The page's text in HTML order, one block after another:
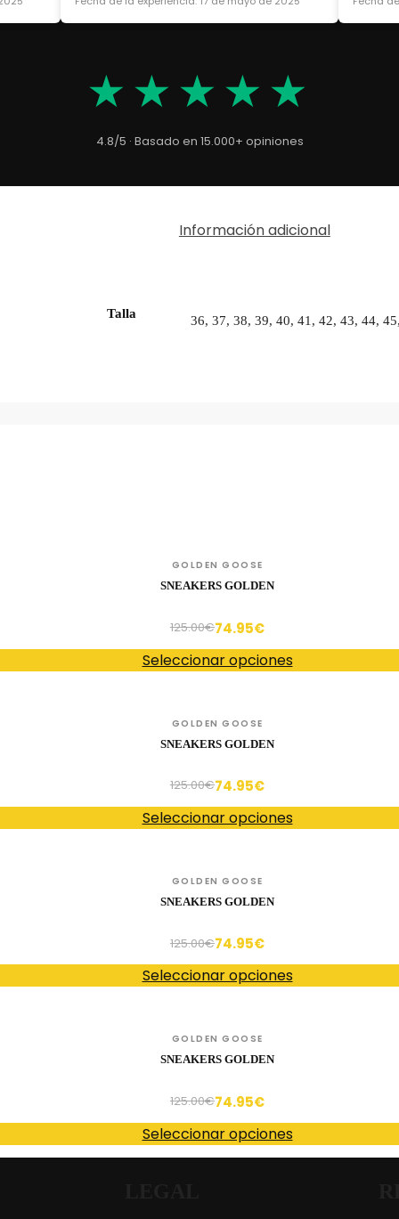
★★★★★
4.8/5 · Basado en 15.000+ opiniones
Información adicional
Talla 36, 37, 38, 39, 40, 41, 42, 43, 44,
GOLDEN GOOSE
SNEAKERS GOLDEN
125.00€74.95€
Seleccionar opciones
GOLDEN GOOSE
SNEAKERS GOLDEN
125.00€74.95€
Seleccionar opciones
GOLDEN GOOSE
SNEAKERS GOLDEN
125.00€74.95€
Seleccionar opciones
GOLDEN GOOSE
SNEAKERS GOLDEN
125.00€74.95€
Seleccionar opciones